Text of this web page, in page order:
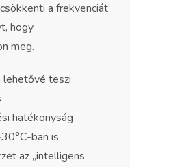
a frekvenciát
hogy
meg.
lehetővé teszi
hatékonyság
ban is
az „intelligens